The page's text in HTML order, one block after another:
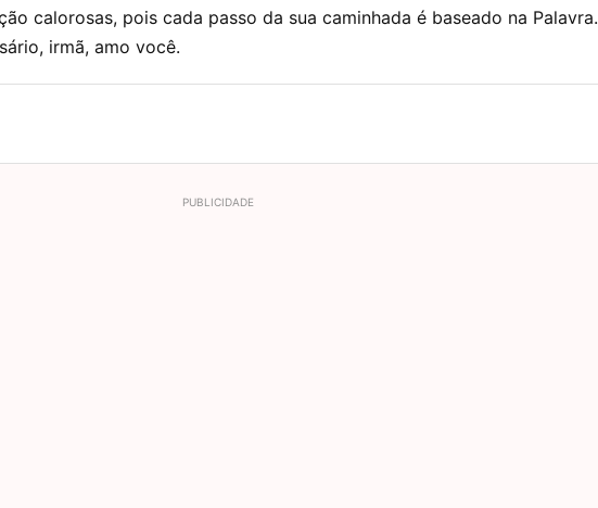
calorosas, pois cada passo da sua caminhada é baseado na Palavra.
irmã, amo você.